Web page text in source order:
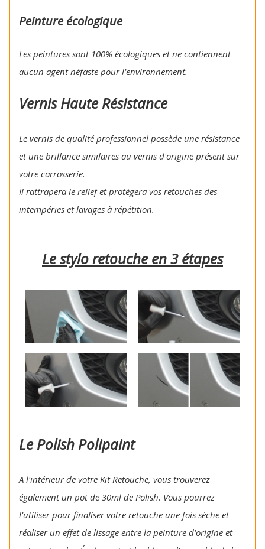
Peinture écologique
Les peintures sont 100% écologiques et ne contiennent
aucun agent néfaste pour l'environnement.
Vernis Haute Résistance
Le vernis de qualité professionnel possède une résistance
et une brillance similaires au vernis d'origine présent sur
votre carrosserie.
Il rattrapera le relief et protègera vos retouches des
intempéries et lavages à répétition.
Le stylo retouche en 3 étapes
Le Polish Polipaint
A l'intérieur de votre Kit Retouche, vous trouverez
également un pot de 30ml de Polish. Vous pourrez
l'utiliser pour finaliser votre retouche une fois sèche et
réaliser un effet de lissage entre la peinture d'origine et